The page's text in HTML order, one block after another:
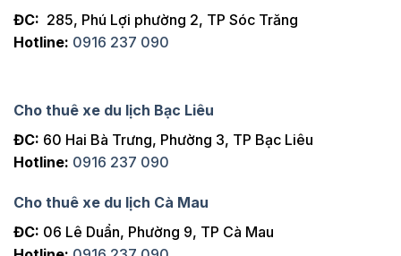
ĐC: 285, Phú Lợi phường 2, TP Sóc Trăng
Hotline: 0916 237 090
Cho thuê xe du lịch Bạc Liêu
ĐC: 60 Hai Bà Trưng, Phường 3, TP Bạc Liêu
Hotline: 0916 237 090
Cho thuê xe du lịch Cà Mau
ĐC: 06 Lê Duẩn, Phường 9, TP Cà Mau